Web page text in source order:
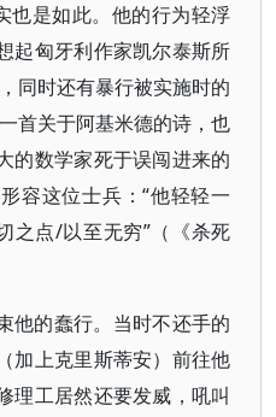
也是如此。他的行为轻浮
起匈牙利作家凯尔泰斯所
同时还有暴行被实施时的
首关于阿基米德的诗，也
的数学家死于误闯进来的
容这位士兵：“他轻轻一
之点/以至无穷”（《杀死
他的蠢行。当时不还手的
加上克里斯蒂安）前往他
理工居然还要发威，吼叫